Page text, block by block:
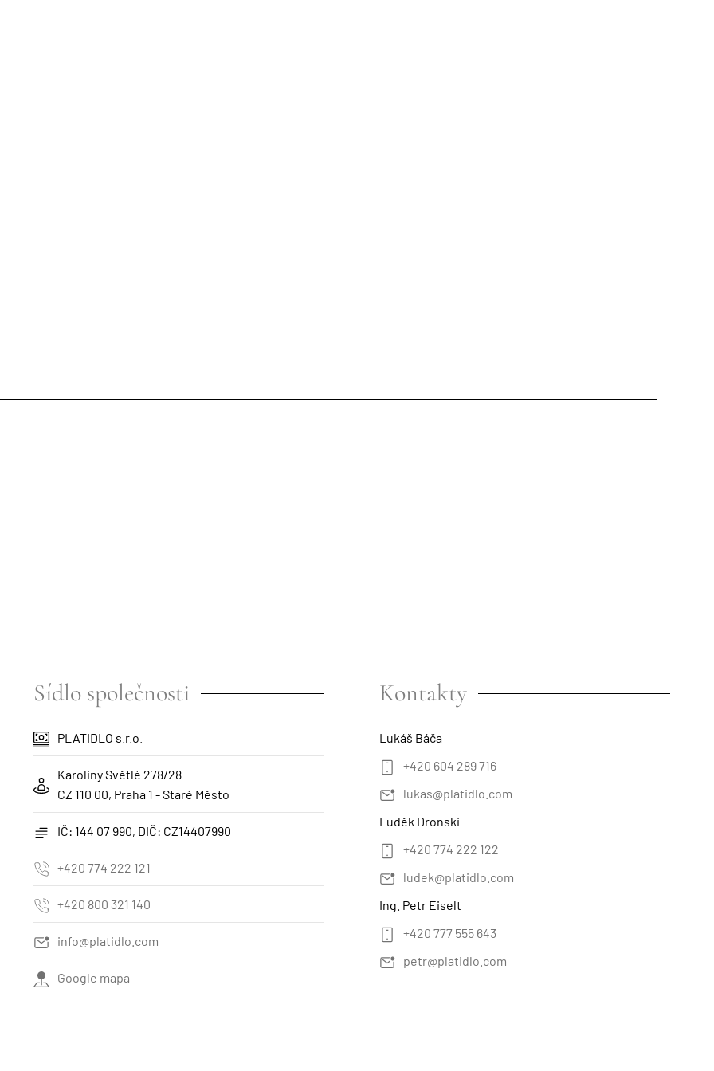
Sídlo společnosti
PLATIDLO s.r.o.
Karoliny Světlé 278/28
CZ 110 00, Praha 1 - Staré Město
IČ: 144 07 990, DIČ: CZ14407990
+420 774 222 121
+420 800 321 140
info@platidlo.com
Google mapa
Kontakty
Lukáš Báča
+420 604 289 716
lukas@platidlo.com
Luděk Dronski
+420 774 222 122
ludek@platidlo.com
Ing. Petr Eiselt
+420 777 555 643
petr@platidlo.com